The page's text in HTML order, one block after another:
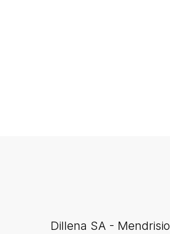
Dillena SA - Mendrisio